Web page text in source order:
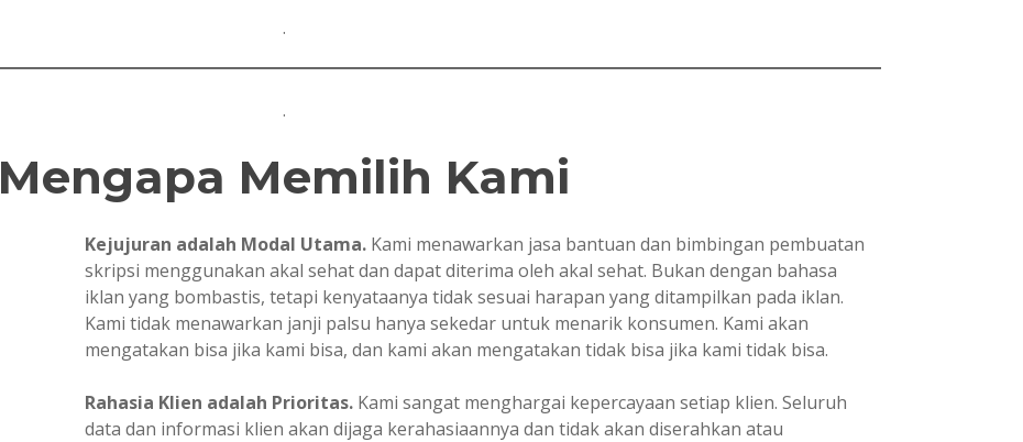
.
.
Mengapa Memilih Kami
Kejujuran adalah Modal Utama.Kami menawarkan jasa bantuan dan bimbingan pembuatan
skripsi menggunakan akal sehat dan dapat diterima oleh akal sehat. Bukan dengan bahasa
iklan yang bombastis, tetapi kenyataanya tidak sesuai harapan yang ditampilkan pada iklan.
Kami tidak menawarkan janji palsu hanya sekedar untuk menarik konsumen. Kami akan
mengatakan bisa jika kami bisa, dan kami akan mengatakan tidak bisa jika kami tidak bisa.
Rahasia Klien adalah Prioritas.Kami sangat menghargai kepercayaan setiap klien. Seluruh
data dan informasi klien akan dijaga kerahasiaannya dan tidak akan diserahkan atau